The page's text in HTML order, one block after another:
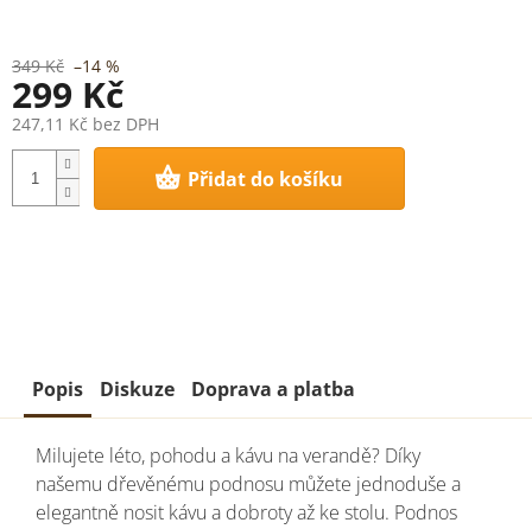
349 Kč –14 %
299 Kč
247,11 Kč bez DPH
Měrná
cena:
Přidat do košíku
Popis Diskuze Doprava a platba
Milujete léto, pohodu a kávu na verandě? Díky
našemu dřevěnému podnosu můžete jednoduše a
elegantně nosit kávu a dobroty až ke stolu. Podnos